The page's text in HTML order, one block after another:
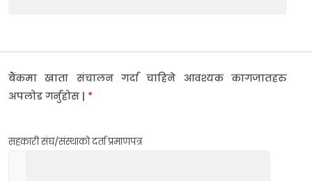
बैंकमा खाता संचालन गर्दा चाहिने आवश्यक कागजातहरु
अपलोड गर्नुहोस | *
सहकारी संघ/संस्थाको दर्ता प्रमाणपत्र